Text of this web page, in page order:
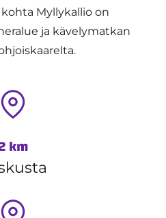
Myllykallio on
ja kävelymatkan
km